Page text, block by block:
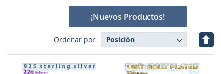
¡Nuevos Productos!
Ordenar por
Fijar